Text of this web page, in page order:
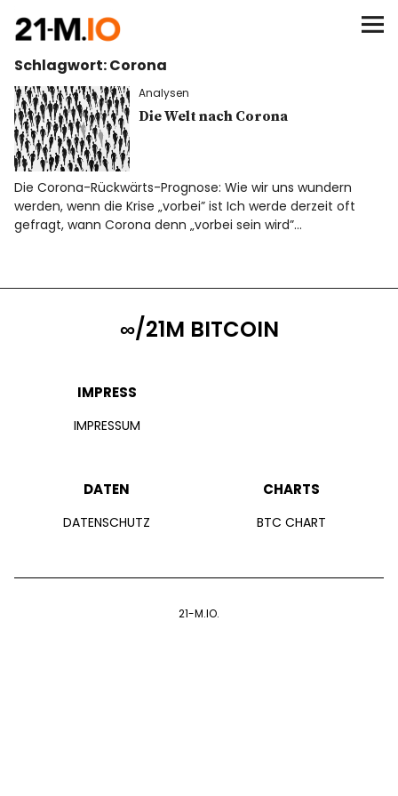
∞/21M BITCOIN
BEGINN
BITCOIN
ANALYSEN
NEWS
Schlagwort:Corona
Analysen
Die Welt nach Corona
Die Corona-Rückwärts-Prognose: Wie wir uns wundern
werden, wenn die Krise „vorbei” ist Ich werde derzeit oft
gefragt, wann Corona denn „vorbei sein wird”…
∞/21M BITCOIN
IMPRESS
IMPRESSUM
DATEN
DATENSCHUTZ
CHARTS
BTC CHART
21-M.IO